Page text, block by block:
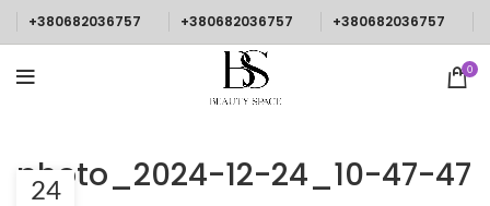
+380682036757 +380682036757 +380682036757
0
photo_2024-12-24_10-47-47
24